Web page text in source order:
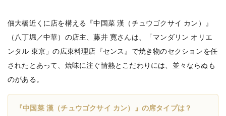
佃大橋近くに店を構える『中国菜 漢（チュウゴクサイ カン）』
（八丁堀／中華）の店主、藤井 寛さんは、「マンダリン オリエ
ンタル 東京」の広東料理店『センス』で焼き物のセクションを任
されたとあって、焼味に注ぐ情熱とこだわりには、並々ならぬも
のがある。
『中国菜 漢（チュウゴクサイ カン）』の席タイプは？